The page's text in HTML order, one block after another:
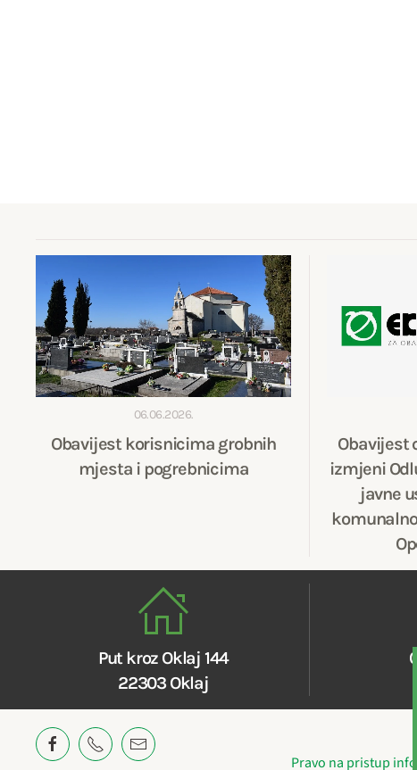
06.06.2026.
Obavijest korisnicima grobnih
mjesta i pogrebnicima
Obavijest
izmjeni
javne
Put kroz Oklaj 144
22303 Oklaj
Pravo na pristup